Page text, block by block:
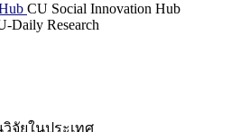
CU Social Innovation Hub
Daily Research
จัยในประเทศ